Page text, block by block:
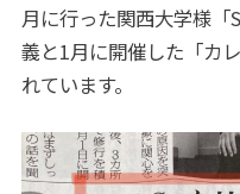
月に行った関西大学様「
義と1月に開催した「カ
れています。